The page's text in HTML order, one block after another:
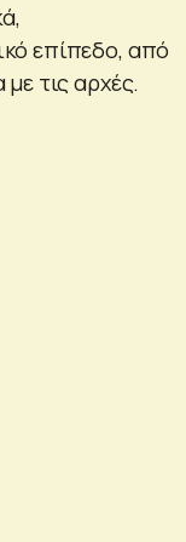
επίπεδο, από
τις αρχές.